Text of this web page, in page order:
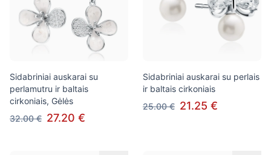
Sidabriniai auskarai su
perlamutru ir baltais
cirkoniais, Gėlės
32.00 € 27.20 €
Sidabriniai auskarai su perlais
ir baltais cirkoniais
25.00 € 21.25 €